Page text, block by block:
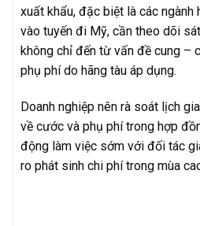
xuất khẩu, đặc biệt là các ngành
vào tuyến đi Mỹ, cần theo dõi
không chỉ đến từ vấn đề cung –
phụ phí do hãng tàu áp dụng.
Doanh nghiệp nên rà soát lịch
về cước và phụ phí trong hợp
động làm việc sớm với đối tác
ro phát sinh chi phí trong mùa